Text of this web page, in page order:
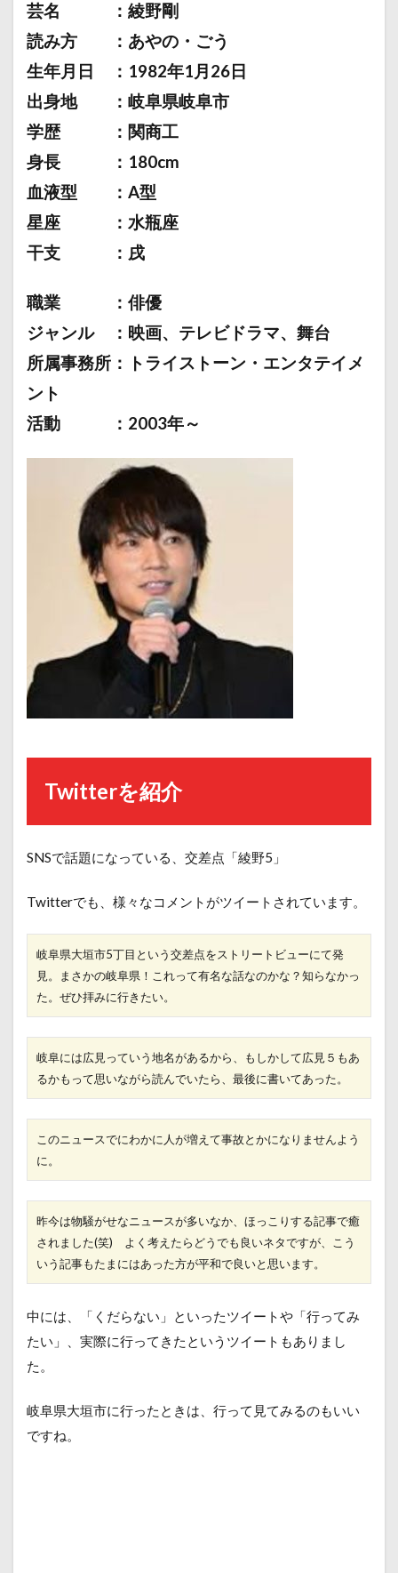
芸名 ：綾野剛
読み方 ：あやの・ごう
生年月日 ：1982年1月26日
出身地 ：岐阜県岐阜市
学歴 ：関商工
身長 ：180cm
血液型 ：A型
星座 ：水瓶座
干支 ：戌
職業 ：俳優
ジャンル ：映画、テレビドラマ、舞台
所属事務所：トライストーン・エンタテイメ
ント
活動 ：2003年～
Twitterを紹介
SNSで話題になっている、交差点「綾野5」
Twitterでも、様々なコメントがツイートされています。
岐阜県大垣市5丁目という交差点をストリートビューにて発
見。まさかの岐阜県！これって有名な話なのかな？知らなかっ
た。ぜひ拝みに行きたい。
岐阜には広見っていう地名があるから、もしかして広見５もあ
るかもって思いながら読んでいたら、最後に書いてあった。
このニュースでにわかに人が増えて事故とかになりませんよう
に。
昨今は物騒がせなニュースが多いなか、ほっこりする記事で癒
されました(笑) よく考えたらどうでも良いネタですが、こう
いう記事もたまにはあった方が平和で良いと思います。
中には、「くだらない」といったツイートや「行ってみ
たい」、実際に行ってきたというツイートもありまし
た。
岐阜県大垣市に行ったときは、行って見てみるのもいい
ですね。